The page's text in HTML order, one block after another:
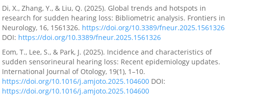
Di, X., Zhang, Y., & Liu, Q. (2025). Global trends and hotspots in
research for sudden hearing loss: Bibliometric analysis. Frontiers in
Neurology, 16, 1561326. https://doi.org/10.3389/fneur.2025.1561326
DOI: https://doi.org/10.3389/fneur.2025.1561326
Eom, T., Lee, S., & Park, J. (2025). Incidence and characteristics of
sudden sensorineural hearing loss: Recent epidemiology updates.
International Journal of Otology, 19(1), 1–10.
https://doi.org/10.1016/j.amjoto.2025.104600 DOI:
https://doi.org/10.1016/j.amjoto.2025.104600